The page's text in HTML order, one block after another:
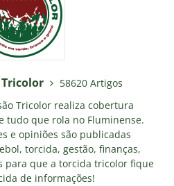
Tricolor
58620 Artigos
Tricolor realiza cobertura
tudo que rola no Fluminense.
e opiniões são publicadas
torcida, gestão, finanças,
para que a torcida tricolor fique
de informações!